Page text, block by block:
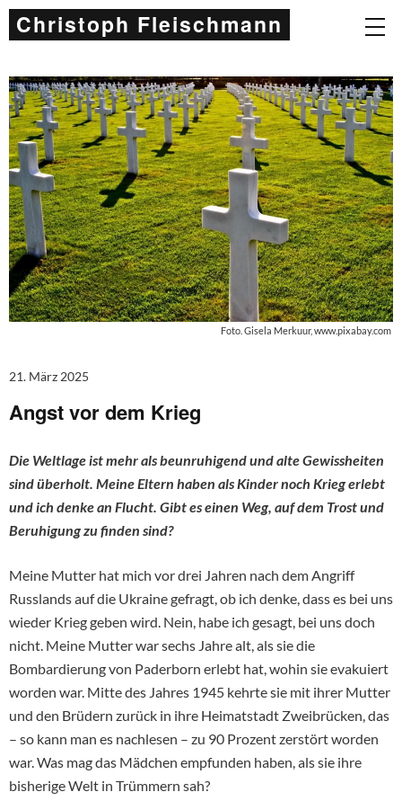
Christoph Fleischmann
Foto. Gisela Merkuur, www.pixabay.com
21. März 2025
Angst vor dem Krieg
Die Weltlage ist mehr als beunruhigend und alte Gewissheiten
sind überholt. Meine Eltern haben als Kinder noch Krieg erlebt
und ich denke an Flucht. Gibt es einen Weg, auf dem Trost und
Beruhigung zu finden sind?
Meine Mutter hat mich vor drei Jahren nach dem Angriff
Russlands auf die Ukraine gefragt, ob ich denke, dass es bei uns
wieder Krieg geben wird. Nein, habe ich gesagt, bei uns doch
nicht. Meine Mutter war sechs Jahre alt, als sie die
Bombardierung von Paderborn erlebt hat, wohin sie evakuiert
worden war. Mitte des Jahres 1945 kehrte sie mit ihrer Mutter
und den Brüdern zurück in ihre Heimatstadt Zweibrücken, das
– so kann man es nachlesen – zu 90 Prozent zerstört worden
war. Was mag das Mädchen empfunden haben, als sie ihre
bisherige Welt in Trümmern sah?